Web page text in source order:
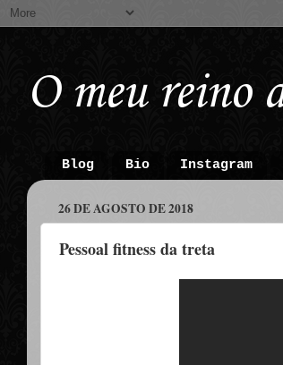
O meu reino
Blog Bio Instagram
26 DE AGOSTO DE 2018
Pessoal fitness da treta